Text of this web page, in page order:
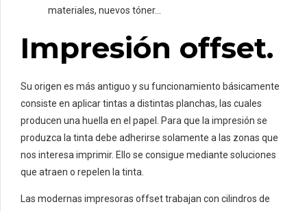
materiales, nuevos tóner…
Impresión offset.
Su origen es más antiguo y su funcionamiento básicamente
consiste en aplicar tintas a distintas planchas, las cuales
producen una huella en el papel. Para que la impresión se
produzca la tinta debe adherirse solamente a las zonas que
nos interesa imprimir. Ello se consigue mediante soluciones
que atraen o repelen la tinta.
Las modernas impresoras offset trabajan con cilindros de